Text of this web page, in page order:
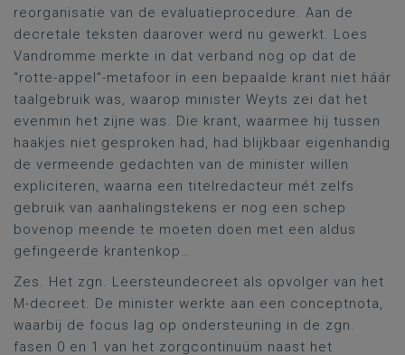
reorganisatie van de evaluatieprocedure. Aan de
decretale teksten daarover werd nu gewerkt. Loes
Vandromme merkte in dat verband nog op dat de
“rotte-appel”-metafoor in een bepaalde krant niet háár
taalgebruik was, waarop minister Weyts zei dat het
evenmin het zijne was. Die krant, waarmee hij tussen
haakjes niet gesproken had, had blijkbaar eigenhandig
de vermeende gedachten van de minister willen
expliciteren, waarna een titelredacteur mét zelfs
gebruik van aanhalingstekens er nog een schep
bovenop meende te moeten doen met een aldus
gefingeerde krantenkop…
Zes. Het zgn. Leersteundecreet als opvolger van het
M-decreet. De minister werkte aan een conceptnota,
waarbij de focus lag op ondersteuning in de zgn.
fasen 0 en 1 van het zorgcontinuüm naast het